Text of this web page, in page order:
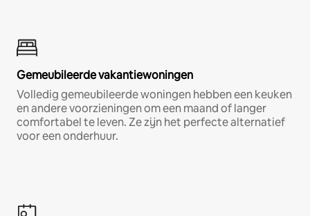
Gemeubileerde vakantiewoningen
Volledig gemeubileerde woningen hebben een keuken
en andere voorzieningen om een maand of langer
comfortabel te leven. Ze zijn het perfecte alternatief
voor een onderhuur.